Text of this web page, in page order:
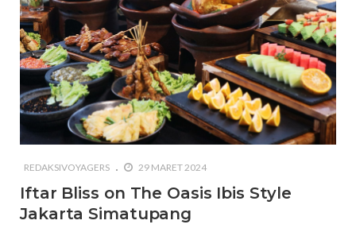
REDAKSIVOYAGERS 29 MARET 2024
Iftar Bliss on The Oasis Ibis Style
Jakarta Simatupang